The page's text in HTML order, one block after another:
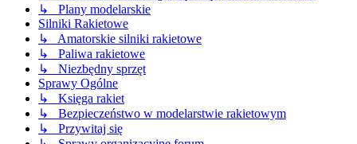
↳ Plany modelarskie
Silniki Rakietowe
↳ Amatorskie silniki rakietowe
↳ Paliwa rakietowe
↳ Niezbędny sprzęt
Sprawy Ogólne
↳ Księga rakiet
↳ Bezpieczeństwo w modelarstwie rakietowym
↳ Przywitaj się